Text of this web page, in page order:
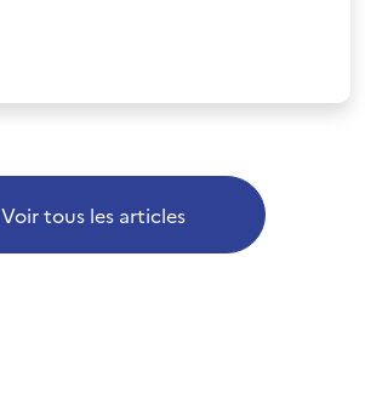
Voir tous les articles